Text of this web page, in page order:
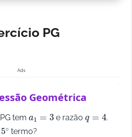
PG
Ads
Geométrica
tem e razão
.
5∘
termo?